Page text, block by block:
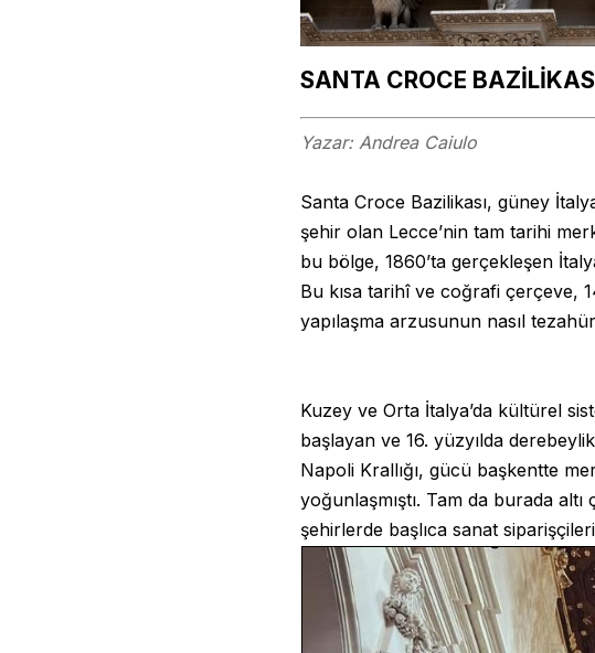
SANTA CROCE
Yazar: Andrea Caiulo
Santa Croce Bazilikası, güney
şehir olan Lecce’nin tam tarihi
bu bölge, 1860’ta gerçekleşen
Bu kısa tarihî ve coğrafi çerçeve,
yapılaşma arzusunun nasıl
Kuzey ve Orta İtalya’da kültürel
başlayan ve 16. yüzyılda
Napoli Krallığı, gücü başkentte
yoğunlaşmıştı. Tam da burada
şehirlerde başlıca sanat